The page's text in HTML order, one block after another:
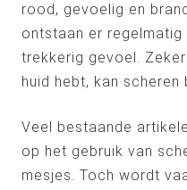
rood, gevoelig en
ontstaan er
trekkerig gevoel.
huid hebt, kan
Veel bestaande
op het gebruik van
mesjes. Toch wordt